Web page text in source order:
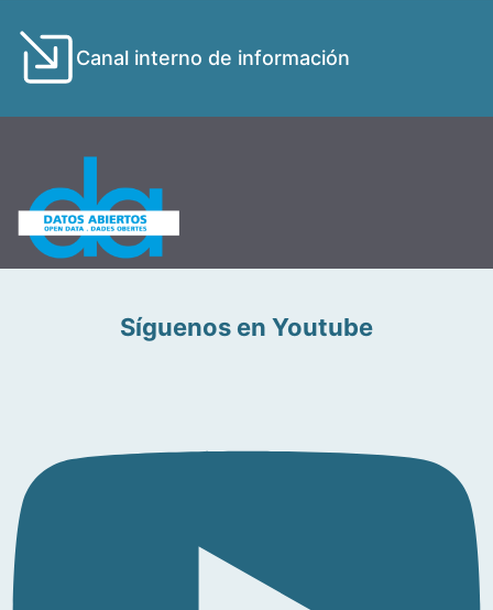
Canal interno de información
Síguenos en Youtube